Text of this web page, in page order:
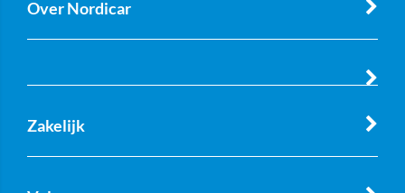
Over Nordicar
Zakelijk